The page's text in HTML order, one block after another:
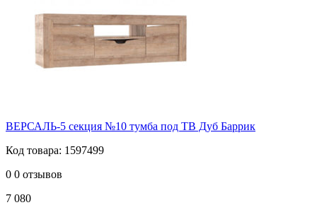
ВЕРСАЛЬ-5 секция №10 тумба под ТВ Дуб Баррик
Код товара: 1597499
0 0 отзывов
7 080